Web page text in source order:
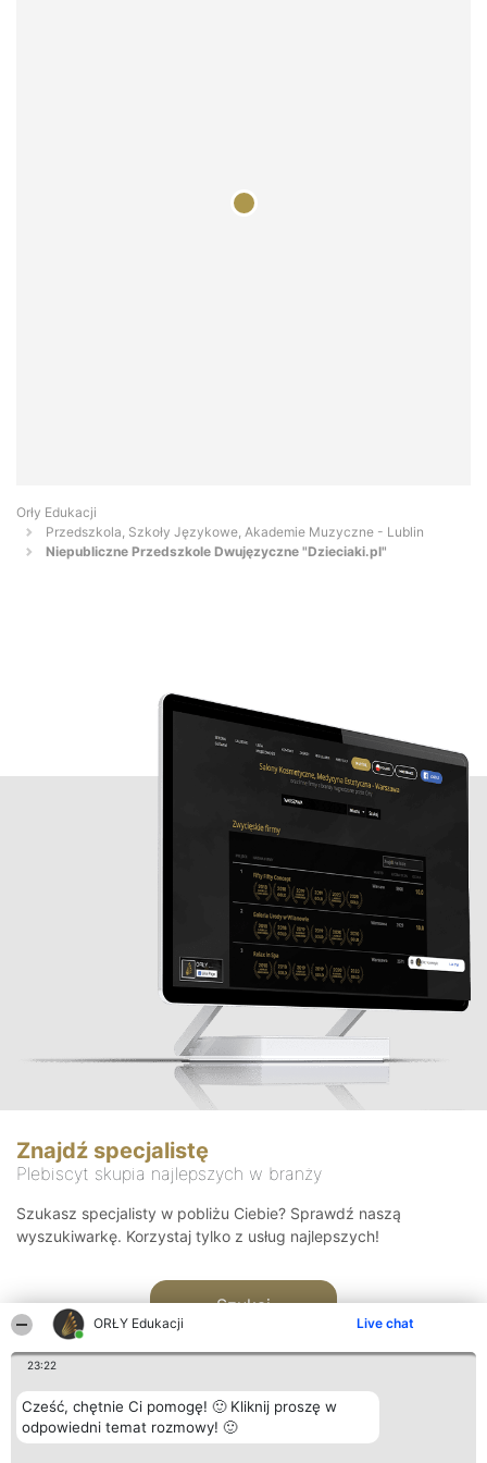
ORŁY Edukacji Live chat
23:22
Cześć, chętnie Ci pomogę! 🙂 Kliknij proszę w
odpowiedni temat rozmowy! 🙂
Orły Edukacji
Przedszkola, Szkoły Językowe, Akademie Muzyczne - Lublin
Niepubliczne Przedszkole Dwujęzyczne "Dzieciaki.pl"
Znajdź specjalistę
Plebiscyt skupia najlepszych w branży
Szukasz specjalisty w pobliżu Ciebie? Sprawdź naszą
wyszukiwarkę. Korzystaj tylko z usług najlepszych!
Szukaj